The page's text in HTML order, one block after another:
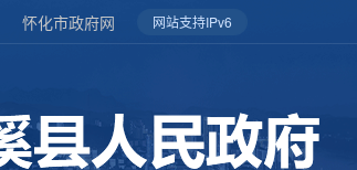
怀化市政府网 网站支持IPv6